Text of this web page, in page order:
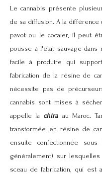
Le cannabis présente
de sa diffusion. A la
pavot ou le cocaïer, il peut
pousse à l'état sauvage
facile à produire qui
fabrication de la résine de
nécessite pas de
cannabis sont mises à
appelle la chira au Maroc.
transformée en résine de
ensuite confectionnée
généralement) sur
sceau de fabrication, qui est